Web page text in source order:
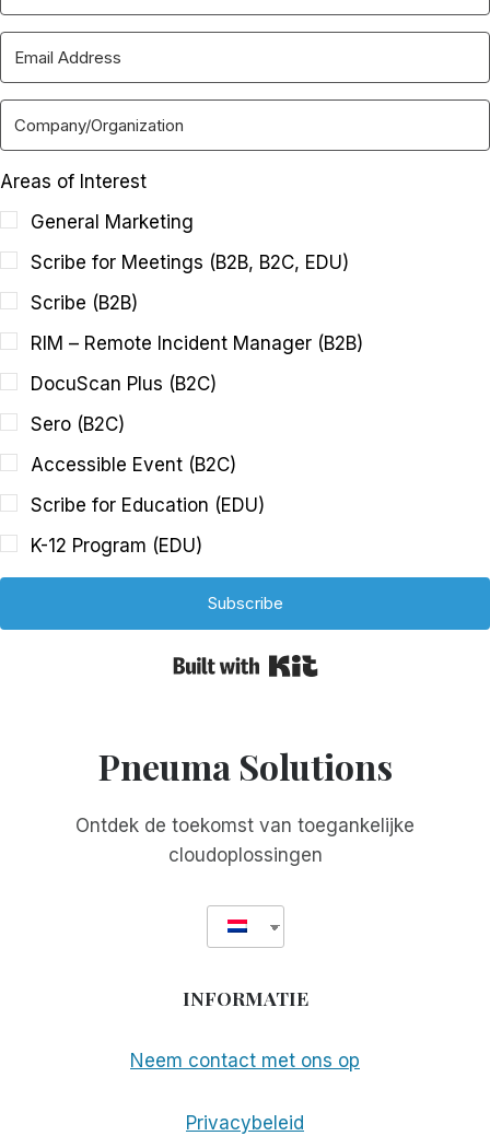
Areas of Interest
General Marketing
Scribe for Meetings (B2B, B2C, EDU)
Scribe (B2B)
RIM – Remote Incident Manager (B2B)
DocuScan Plus (B2C)
Sero (B2C)
Accessible Event (B2C)
Scribe for Education (EDU)
K-12 Program (EDU)
Subscribe
Pneuma Solutions
Ontdek de toekomst van toegankelijke
cloudoplossingen
INFORMATIE
Neem contact met ons op
Privacybeleid